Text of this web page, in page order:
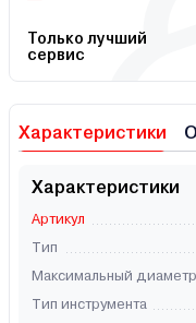
Только лучший
сервис
Характеристики
Характеристики
Артикул
Тип
Максимальный
Тип инструмента